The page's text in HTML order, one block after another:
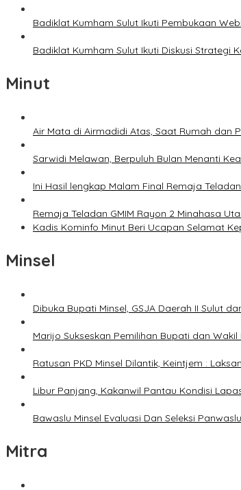
Badiklat Kumham Sulut Ikuti Pembukaan
Badiklat Kumham Sulut Ikuti Diskusi Strategi
Minut
Air Mata di Airmadidi Atas, Saat Rumah dan
Sarwidi Melawan, Berpuluh Bulan Menanti
Ini Hasil lengkap Malam Final Remaja
Remaja Teladan GMIM Rayon 2 Minahasa
Kadis Kominfo Minut Beri Ucapan Selamat
Minsel
Dibuka Bupati Minsel, GSJA Daerah II Sulut
Marijo Sukseskan Pemilihan Bupati dan
Ratusan PKD Minsel Dilantik, Keintjem :
Libur Panjang, Kakanwil Pantau Kondisi
Bawaslu Minsel Evaluasi Dan Seleksi
Mitra